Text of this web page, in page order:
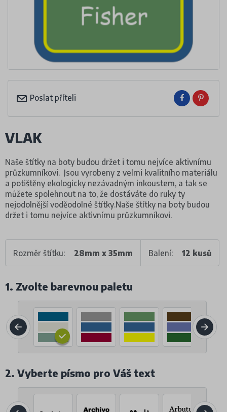
Poslat příteli
VLAK
Naše štítky na boty budou držet i tomu nejvíce aktivnímu
průzkumníkovi. Jsou vyrobeny z velmi kvalitního materiálu
a potištěny ekologicky nezávadným inkoustem, a tak se
můžete spolehnout na to, že dostáváte do ruky ty
nejodolnější voděodolné štítky.Naše štítky na boty budou
držet i tomu nejvíce aktivnímu průzkumníkovi.
Rozměr štítku: 28mm x 35mm Balení: 12 kusů
1. Zvolte barevnou paletu
2. Vyberte písmo pro Váš text